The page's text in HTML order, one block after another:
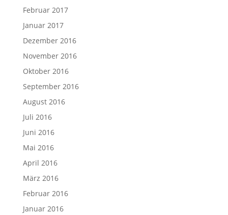
Februar 2017
Januar 2017
Dezember 2016
November 2016
Oktober 2016
September 2016
August 2016
Juli 2016
Juni 2016
Mai 2016
April 2016
März 2016
Februar 2016
Januar 2016